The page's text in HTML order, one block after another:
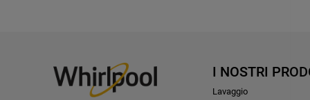
I NOSTRI
Lavaggio